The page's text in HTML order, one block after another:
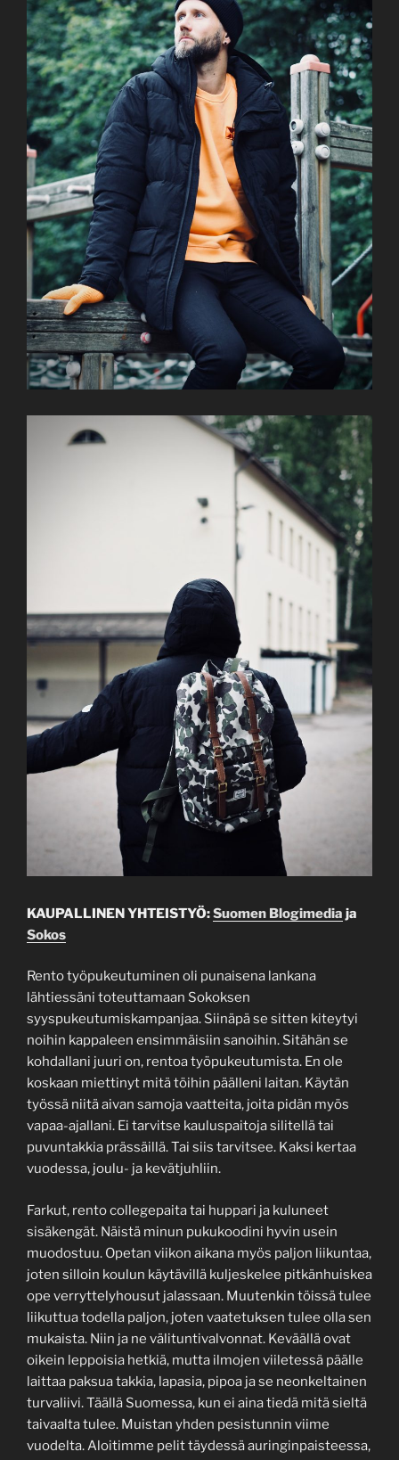
KAUPALLINEN YHTEISTYÖ:Suomen Blogimedia ja
Sokos
Rento työpukeutuminen oli punaisena lankana
lähtiessäni toteuttamaan Sokoksen
syyspukeutumiskampanjaa. Siinäpä se sitten kiteytyi
noihin kappaleen ensimmäisiin sanoihin. Sitähän se
kohdallani juuri on, rentoa työpukeutumista. En ole
koskaan miettinyt mitä töihin päälleni laitan. Käytän
työssä niitä aivan samoja vaatteita, joita pidän myös
vapaa-ajallani. Ei tarvitse kauluspaitoja silitellä tai
puvuntakkia prässäillä. Tai siis tarvitsee. Kaksi kertaa
vuodessa, joulu- ja kevätjuhliin.
Farkut, rento collegepaita tai huppari ja kuluneet
sisäkengät. Näistä minun pukukoodini hyvin usein
muodostuu. Opetan viikon aikana myös paljon liikuntaa,
joten silloin koulun käytävillä kuljeskelee pitkänhuiskea
ope verryttelyhousut jalassaan. Muutenkin töissä tulee
liikuttua todella paljon, joten vaatetuksen tulee olla sen
mukaista. Niin ja ne välituntivalvonnat. Keväällä ovat
oikein leppoisia hetkiä, mutta ilmojen viiletessä päälle
laittaa paksua takkia, lapasia, pipoa ja se neonkeltainen
turvaliivi. Täällä Suomessa, kun ei aina tiedä mitä sieltä
taivaalta tulee. Muistan yhden pesistunnin viime
vuodelta. Aloitimme pelit täydessä auringinpaisteessa,